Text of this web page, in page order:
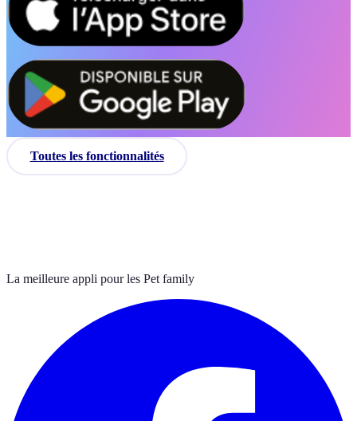
Toutes les fonctionnalités
La meilleure appli pour les Pet family